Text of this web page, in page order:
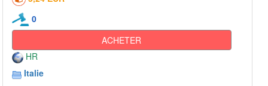
0
ACHETER
HR
Italie